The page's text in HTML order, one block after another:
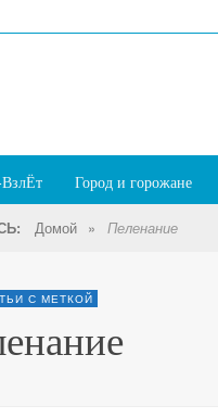
Город и горожане
Домой » Пеленание
С МЕТКОЙ